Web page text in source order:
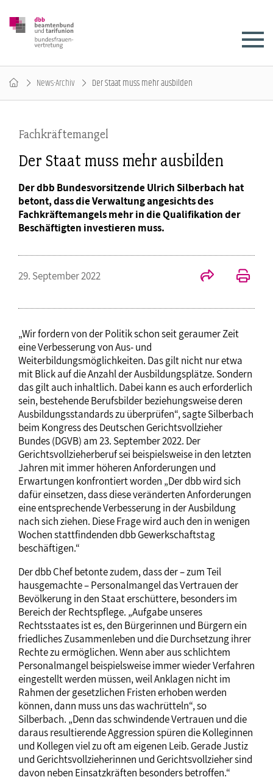
News-Archiv Der Staat muss mehr ausbilden
Fachkräftemangel
Der Staat muss mehr ausbilden
Der dbb Bundesvorsitzende Ulrich Silberbach hat
betont, dass die Verwaltung angesichts des
Fachkräftemangels mehr in die Qualifikation der
Beschäftigten investieren muss.
29. September 2022
„Wir fordern von der Politik schon seit geraumer Zeit
eine Verbesserung von Aus- und
Weiterbildungsmöglichkeiten. Das gilt nicht nur etwa
mit Blick auf die Anzahl der Ausbildungsplätze. Sondern
das gilt auch inhaltlich. Dabei kann es auch erforderlich
sein, bestehende Berufsbilder beziehungsweise deren
Ausbildungsstandards zu überprüfen“, sagte Silberbach
beim Kongress des Deutschen Gerichtsvollzieher
Bundes (DGVB) am 23. September 2022. Der
Gerichtsvollzieherberuf sei beispielsweise in den letzten
Jahren mit immer höheren Anforderungen und
Erwartungen konfrontiert worden „Der dbb wird sich
dafür einsetzen, dass diese veränderten Anforderungen
eine entsprechende Verbesserung in der Ausbildung
nach sich ziehen. Diese Frage wird auch den in wenigen
Wochen stattfindenden dbb Gewerkschaftstag
beschäftigen.“
Der dbb Chef betonte zudem, dass der – zum Teil
hausgemachte – Personalmangel das Vertrauen der
Bevölkerung in den Staat erschüttere, besonders im
Bereich der Rechtspflege. „Aufgabe unseres
Rechtsstaates ist es, den Bürgerinnen und Bürgern ein
friedliches Zusammenleben und die Durchsetzung ihrer
Rechte zu ermöglichen. Wenn aber aus schlichtem
Personalmangel beispielsweise immer wieder Verfahren
eingestellt werden müssen, weil Anklagen nicht im
Rahmen der gesetzlichen Fristen erhoben werden
können, dann muss uns das wachrütteln“, so
Silberbach. „Denn das schwindende Vertrauen und die
daraus resultierende Aggression spüren die Kolleginnen
und Kollegen viel zu oft am eigenen Leib. Gerade Justiz
und Gerichtsvollzieherinnen und Gerichtsvollzieher sind
davon neben Einsatzkräften besonders betroffen.“